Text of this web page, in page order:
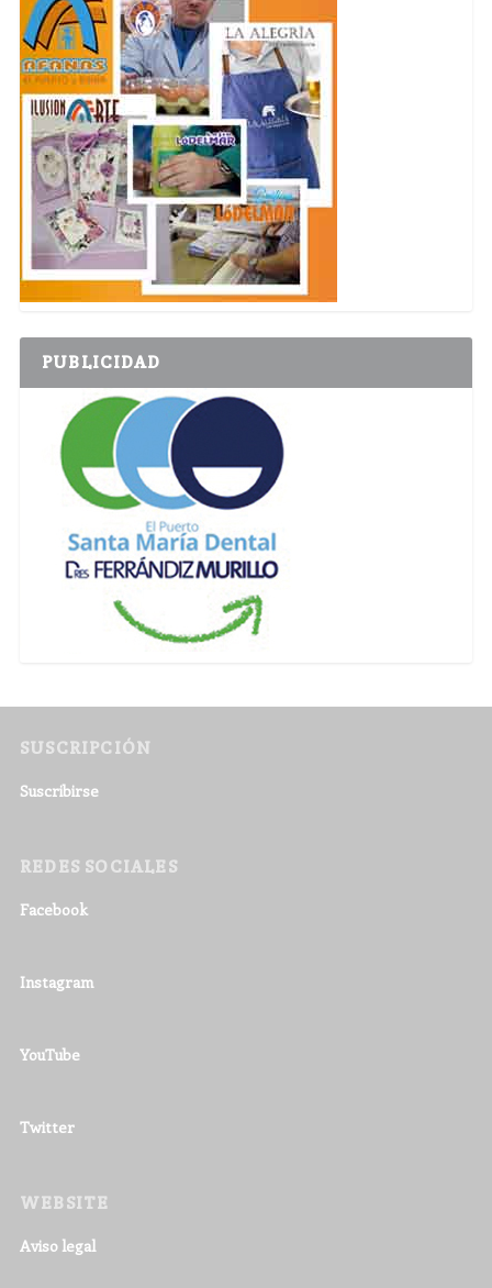
PUBLICIDAD
SUSCRIPCIÓN
Suscribirse
REDES SOCIALES
Facebook
Instagram
YouTube
Twitter
WEBSITE
Aviso legal